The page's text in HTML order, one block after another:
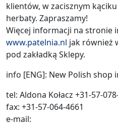
klientów, w zacisznym
herbaty. Zapraszamy!
Więcej informacji na stronie
www.patelnia.nl jak również
pod zakładką Sklepy.
info [ENG]: New Polish shop
tel: Aldona Kołacz +31-57-
fax: +31-57-064-4661
e-mail: